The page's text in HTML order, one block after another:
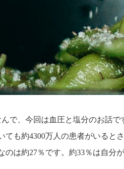
で、今回は血圧と塩分のお話で
も約4300万人の患者がいると
は約27％です。約33％は自分